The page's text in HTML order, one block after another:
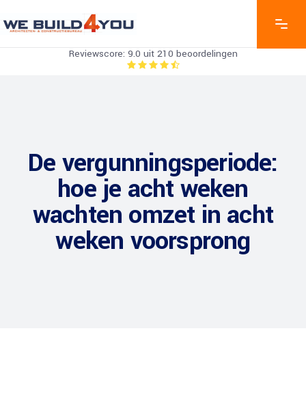
Reviewscore: 9.0 uit 210 beoordelingen
De vergunningsperiode:
hoe je acht weken
wachten omzet in acht
weken voorsprong